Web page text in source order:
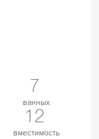
7
ванных
12
вместимость